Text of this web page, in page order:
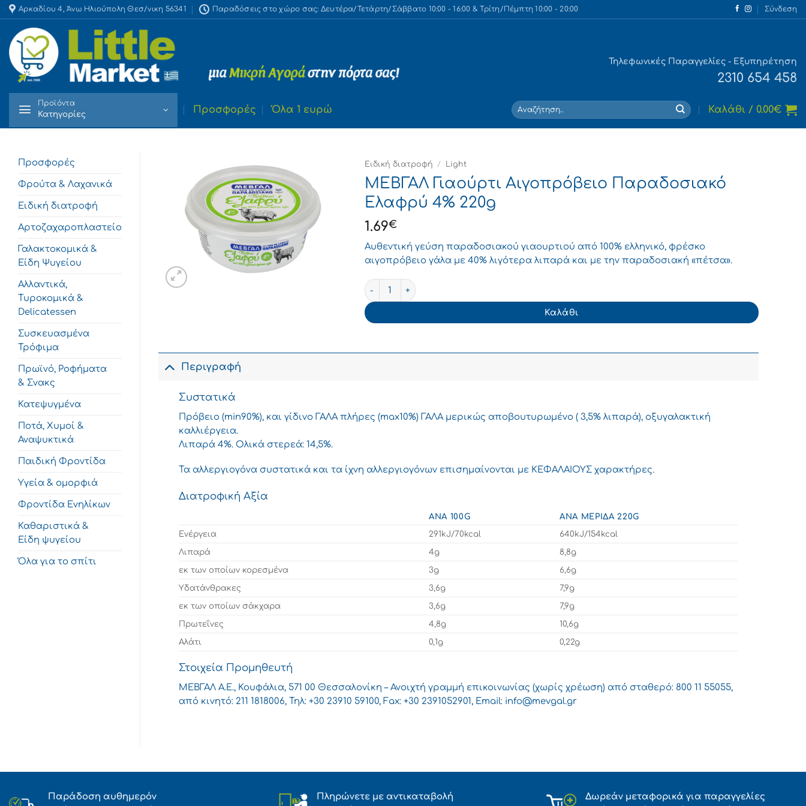
Skip
to
content
Αρκαδίου 4, Άνω Ηλιούπολη Θεσ/νικη 56341 Παραδόσεις στο χώρο σας: Δευτέρα/Τετάρτη/Σάββατο 10:00 - 16:00 & Τρίτη/Πέμπτη 10:00 - 20:00 Σύνδεση
Τηλεφωνικές Παραγγελίες - Εξυπηρέτηση
2310 654 458
Προϊόντα
Κατηγορίες Προσφορές Όλα 1 ευρώ
Αναζήτηση
για:
Καλάθι / 0.00€
Προσφορές
Φρούτα & Λαχανικά
Ειδική διατροφή
Αρτοζαχαροπλαστείο
Γαλακτοκομικά &
Είδη Ψυγείου
Αλλαντικά,
Τυροκομικά &
Delicatessen
Συσκευασμένα
Τρόφιμα
Πρωϊνό, Ροφήματα
& Σνακς
Κατεψυγμένα
Ποτά, Χυμοί &
Αναψυκτικά
Παιδική Φροντίδα
Υγεία & ομορφιά
Φροντίδα Ενηλίκων
Καθαριστικά &
Είδη ψυγείου
Όλα για το σπίτι
Ειδική διατροφή / Light
ΜΕΒΓΑΛ Γιαούρτι Αιγοπρόβειο Παραδοσιακό
Ελαφρύ 4% 220g
1.69€
Αυθεντική γεύση παραδοσιακού γιαουρτιού από 100% ελληνικό, φρέσκο
αιγοπρόβειο γάλα με 40% λιγότερα λιπαρά και με την παραδοσιακή «πέτσα».
ΜΕΒΓΑΛ Γιαούρτι Αιγοπρόβειο Παραδοσιακό Ελαφρύ 4% 220g ποσότητα
Καλάθι
Περιγραφή
Συστατικά
Πρόβειο (min90%), και γίδινο ΓΑΛΑ πλήρες (max10%) ΓΑΛΑ μερικώς αποβουτυρωμένο ( 3,5% λιπαρά), οξυγαλακτική
καλλιέργεια.
Λιπαρά 4%. Ολικά στερεά: 14,5%.
Τα αλλεργιογόνα συστατικά και τα ίχνη αλλεργιογόνων επισημαίνονται με ΚΕΦΑΛΑΙΟΥΣ χαρακτήρες.
Διατροφική Αξία
ΑΝΆ 100G
ΑΝΆ ΜΕΡΊΔΑ 220G
Ενέργεια
291kJ/70kcal
640kJ/154kcal
Λιπαρά
4g
8,8g
εκ των οποίων κορεσμένα
3g
6,6g
Υδατάνθρακες
3,6g
7,9g
εκ των οποίων σάκχαρα
3,6g
7,9g
Πρωτεΐνες
4,8g
10,6g
Αλάτι
0,1g 0,22g
Στοιχεία Προμηθευτή
ΜΕΒΓΑΛ A.E., Κουφάλια, 571 00 Θεσσαλονίκη – Ανοιχτή γραμμή επικοινωνίας (χωρίς χρέωση) από σταθερό: 800 11 55055,
από κινητό: 211 1818006, Τηλ: +30 23910 59100, Fax: +30 2391052901, Email: info@mevgal.gr
Παράδοση αυθημερόν
Πληρώνετε με αντικαταβολή
Δωρεάν μεταφορικά για παραγγελίες